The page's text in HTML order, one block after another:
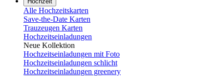
Alle Hochzeitskarten
Save-the-Date Karten
Trauzeugen Karten
Hochzeitseinladungen
Neue Kollektion
Hochzeitseinladungen mit Foto
Hochzeitseinladungen schlicht
Hochzeitseinladungen greenery